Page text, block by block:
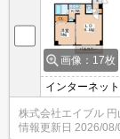
画像：17枚
インターネッ
ン付き。バル
ヒーティング
株式会社エイブル 円
情報更新日 2026/08/